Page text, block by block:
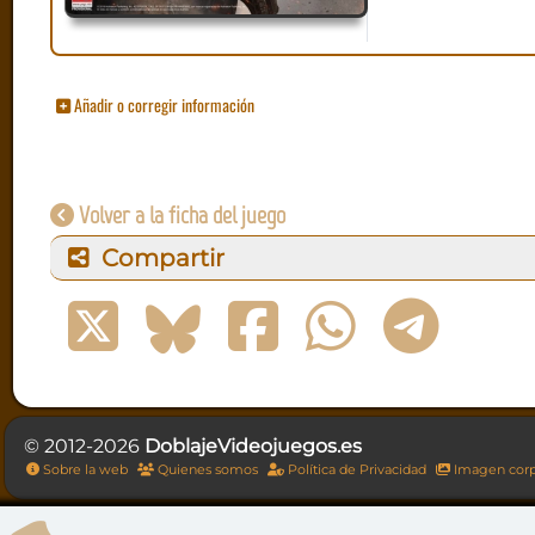
Añadir o corregir información
Volver a la ficha del juego
Compartir
© 2012-2026 DoblajeVideojuegos.es
Sobre la web Quienes somos Política de Privacidad Imagen